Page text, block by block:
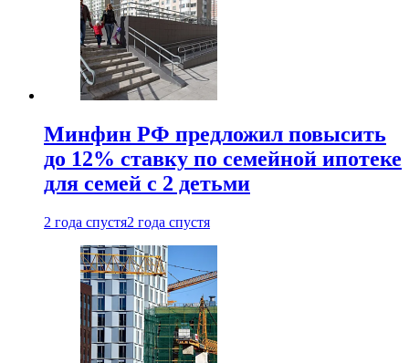
Минфин РФ предложил повысить
до 12% ставку по семейной ипотеке
для семей с 2 детьми
2 года спустя2 года спустя